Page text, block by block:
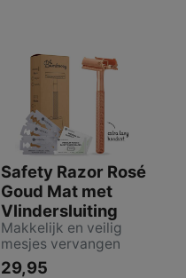
Safety Razor Rosé
Goud Mat met
Vlindersluiting
Makkelijk en veilig
mesjes vervangen
29,95